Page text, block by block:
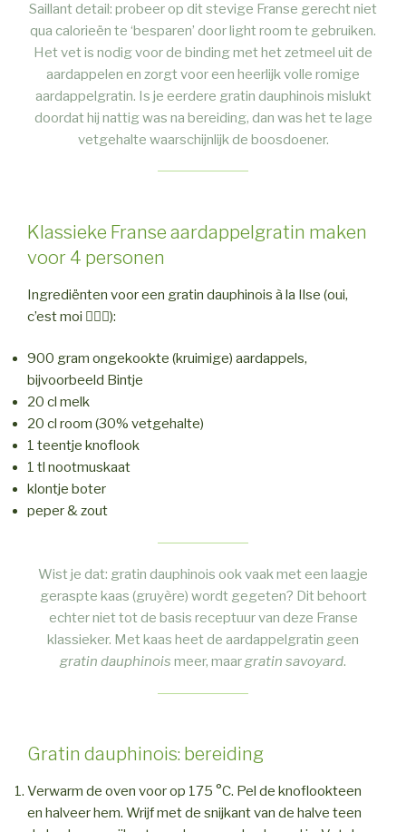
Saillant detail: probeer op dit stevige Franse gerecht niet
qua calorieën te ‘besparen’ door light room te gebruiken.
Het vet is nodig voor de binding met het zetmeel uit de
aardappelen en zorgt voor een heerlijk volle romige
aardappelgratin. Is je eerdere gratin dauphinois mislukt
doordat hij nattig was na bereiding, dan was het te lage
vetgehalte waarschijnlijk de boosdoener.
Klassieke Franse aardappelgratin maken
voor 4 personen
Ingrediënten voor een gratin dauphinois à la Ilse (oui,
c’est moi 💁🏼‍♀️):
900 gram ongekookte (kruimige) aardappels,
bijvoorbeeld Bintje
20 cl melk
20 cl room (30% vetgehalte)
1 teentje knoflook
1 tl nootmuskaat
klontje boter
peper & zout
Wist je dat: gratin dauphinois ook vaak met een laagje
geraspte kaas (gruyère) wordt gegeten? Dit behoort
echter niet tot de basis receptuur van deze Franse
klassieker. Met kaas heet de aardappelgratin geen
gratin dauphinois meer, maargratin savoyard.
Gratin dauphinois: bereiding
Verwarm de oven voor op 175 °C. Pel de knoflookteen
en halveer hem. Wrijf met de snijkant van de halve teen